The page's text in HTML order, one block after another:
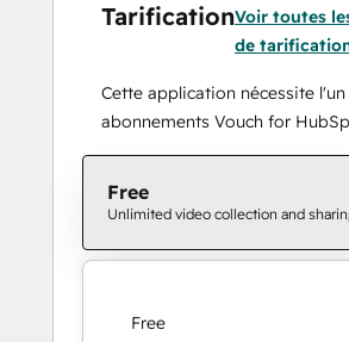
TarificationVoir toutes
de
Cette application nécessite l'un
abonnements Vouch for
Free
Unlimited video collection and
Free